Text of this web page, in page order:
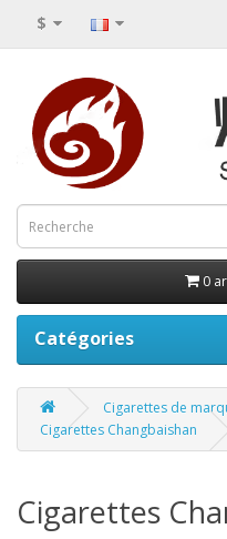
$
0
Catégories
Cigarettes de
Cigarettes Changbaishan
Cigarettes